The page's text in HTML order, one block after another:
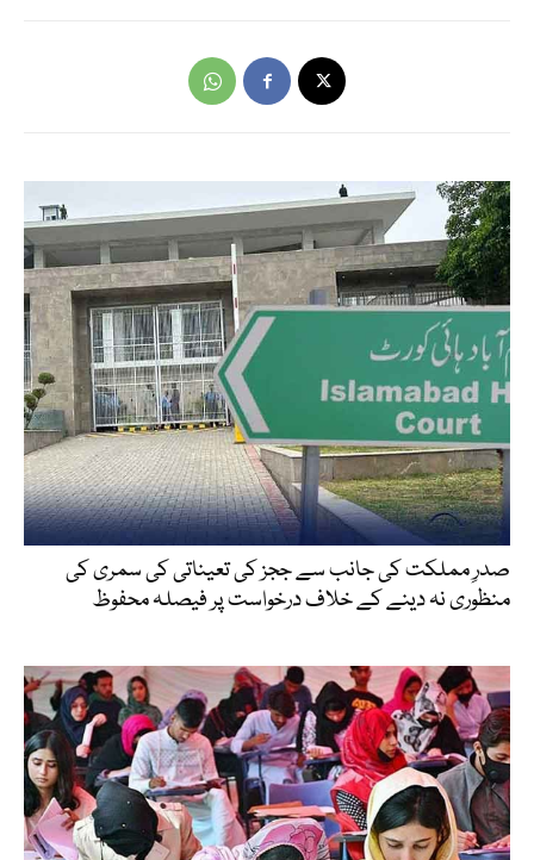
صدرِ مملکت کی جانب سے ججز کی تعیناتی کی سمری کی
منظوری نہ دینے کے خلاف درخواست پر فیصلہ محفوظ